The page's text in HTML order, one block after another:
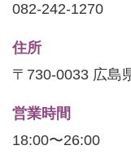
082-242-1270
住所
〒730-0033 広島
営業時間
18:00〜26:00